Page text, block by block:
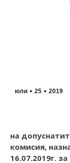
юли 25 2019
на
комисия,
16.07.2019г.